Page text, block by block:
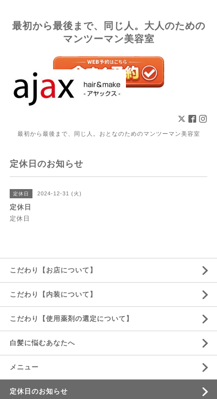
最初から最後まで、同じ人。大人のための
マンツーマン美容室
最初から最後まで、同じ人。おとなのためのマンツーマン美容室
定休日のお知らせ
定休日 2024-12-31 (火)
定休日
定休日
こだわり【お店について】
こだわり【内装について】
こだわり【使用薬剤の選定について】
白髪に悩むあなたへ
メニュー
定休日のお知らせ